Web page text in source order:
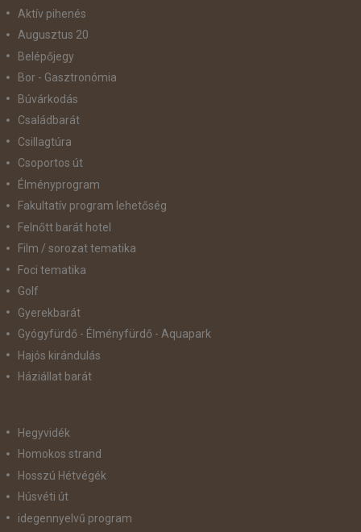
Aktív pihenés
Augusztus 20
Belépőjegy
Bor - Gasztronómia
Búvárkodás
Családbarát
Csillagtúra
Csoportos út
Élményprogram
Fakultatív program lehetőség
Felnőtt barát hotel
Film / sorozat tematika
Foci tematika
Golf
Gyerekbarát
Gyógyfürdő - Élményfürdő - Aquapark
Hajós kirándulás
Háziállat barát
Hegyvidék
Homokos strand
Hosszú Hétvégék
Húsvéti út
idegennyelvű program